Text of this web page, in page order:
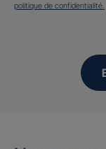
politique de confidentialité.